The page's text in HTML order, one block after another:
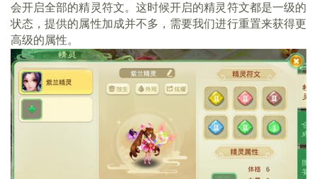
会开启全部的精灵符文。这时候开启的精灵符文都是一级的
状态，提供的属性加成并不多，需要我们进行重置来获得更
高级的属性。